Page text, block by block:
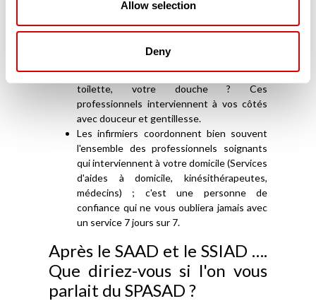
Allow selection
Deny
Spécialisées Alzheimer-) à votre domicile et
votre proche, malade.
Vous avez besoin d'appui pour votre
toilette, votre douche ? Ces
professionnels interviennent à vos côtés
avec douceur et gentillesse.
Les infirmiers coordonnent bien souvent
l'ensemble des professionnels soignants
qui interviennent à votre domicile (Services
d'aides à domicile, kinésithérapeutes,
médecins) ; c'est une personne de
confiance qui ne vous oubliera jamais avec
un service 7 jours sur 7.
Après le SAAD et le SSIAD ….
Que diriez-vous si l'on vous
parlait du SPASAD ?